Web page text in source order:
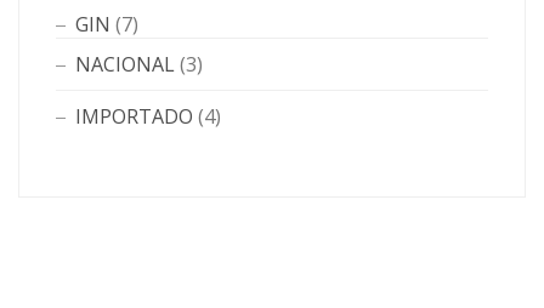
GIN (7)
NACIONAL(3)
IMPORTADO (4)